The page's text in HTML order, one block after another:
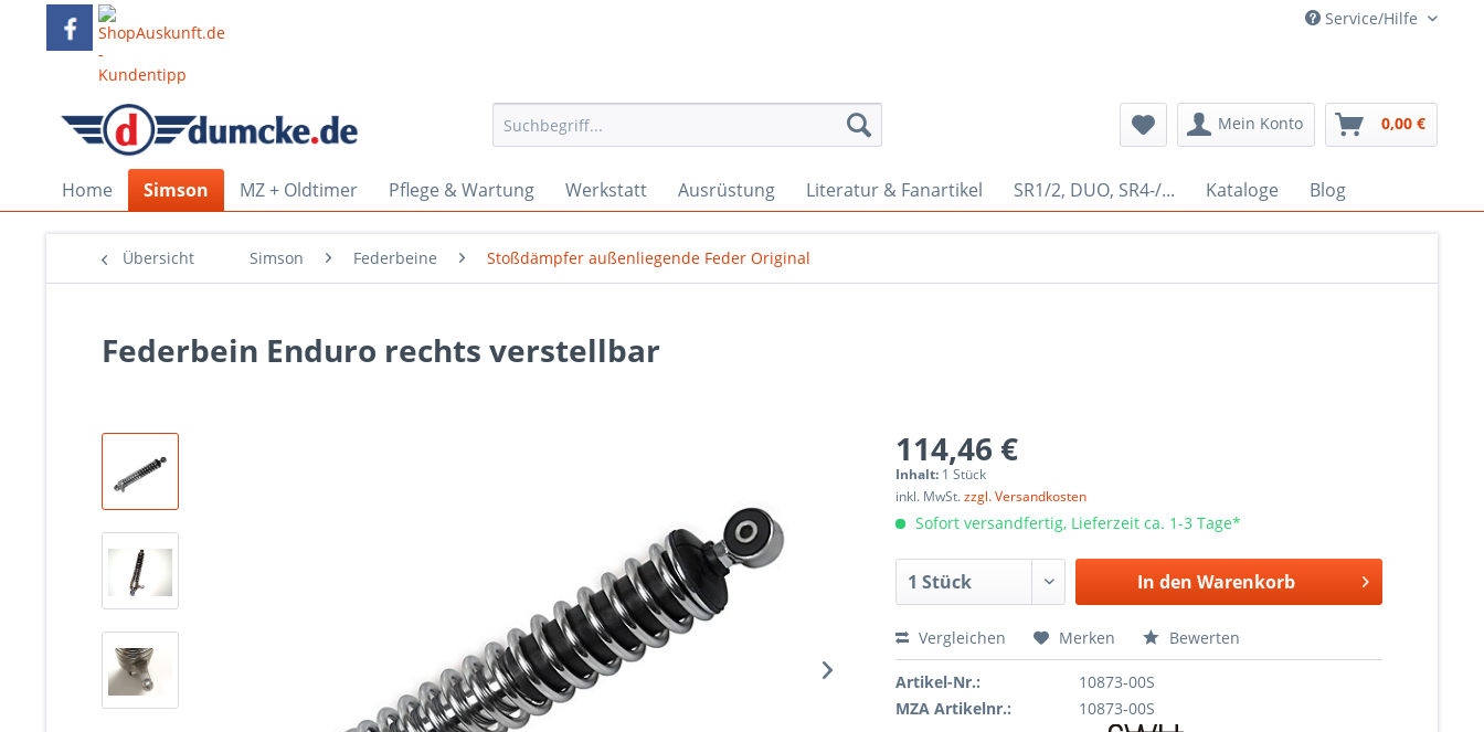
Service/Hilfe
Mein Konto 0,00 €
Home Simson MZ + Oldtimer Pflege & Wartung Werkstatt Ausrüstung Literatur & Fanartikel SR1/2, DUO, SR4-/... Kataloge Blog
Übersicht Simson Federbeine Stoßdämpfer außenliegende Feder Original
Federbein Enduro rechts verstellbar
114,46 €
Inhalt: 1 Stück
inkl. MwSt.zzgl. Versandkosten
Sofort versandfertig, Lieferzeit ca. 1-3 Tage*
In den Warenkorb
Vergleichen Merken Bewerten
Artikel-Nr.:
10873-00S
MZA Artikelnr.:
10873-00S